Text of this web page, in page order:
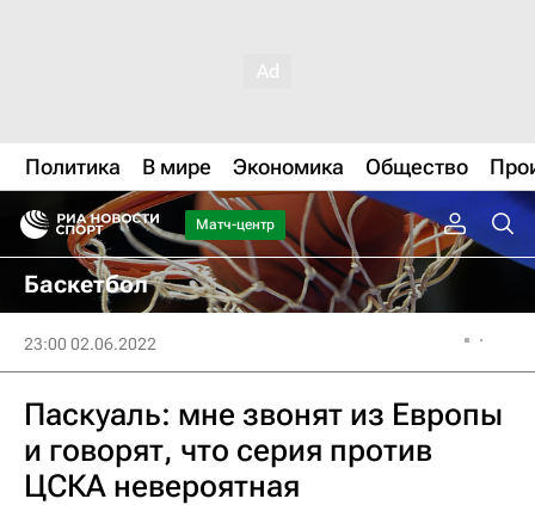
Политика В мире Экономика Общество
Матч-центр
Баскетбол
23:00 02.06.2022
Паскуаль: мне звонят из Европы
и говорят, что серия против
ЦСКА невероятная